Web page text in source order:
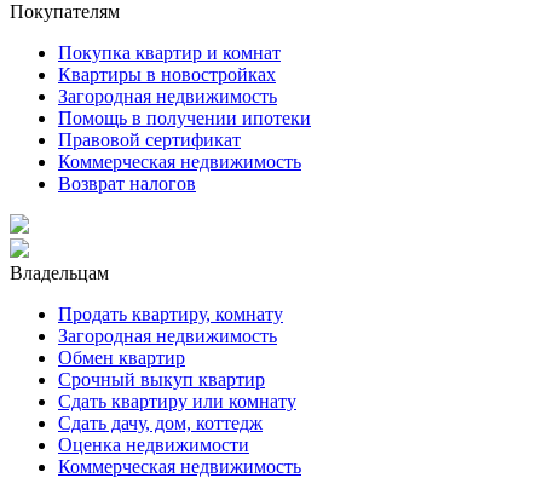
Покупателям
Покупка квартир и комнат
Квартиры в новостройках
Загородная недвижимость
Помощь в получении ипотеки
Правовой сертификат
Коммерческая недвижимость
Возврат налогов
Владельцам
Продать квартиру, комнату
Загородная недвижимость
Обмен квартир
Срочный выкуп квартир
Сдать квартиру или комнату
Сдать дачу, дом, коттедж
Оценка недвижимости
Коммерческая недвижимость